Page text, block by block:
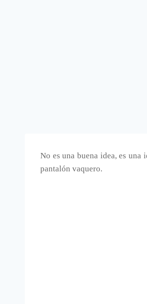
No es una buena idea, es
pantalón vaquero.